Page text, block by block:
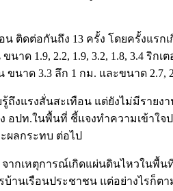
ดต่อกันถึง 13 ครั้ง โดยครั้งแรก
ด 1.9, 2.2, 1.9, 3.2, 1.8, 3.4 ริ
าด 3.3 ลึก 1 กม. และขนาด 2.7,
งแรงสั่นสะเทือน แต่ยังไม่มีราย
อปท.ในพื้นที่ ชี้แจงทำความเข้า
ผลกระทบ ต่อไป
เหตุการณ์เกิดแผ่นดินไหวในพื้น
นเรือนประชาชน แต่อย่างไรก็ต